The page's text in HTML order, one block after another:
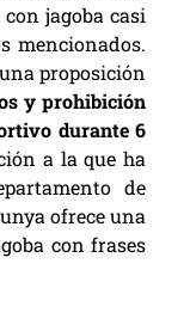
jagoba casi
mencionados.
proposición
y prohibición
durante 6
a la que ha
de
ofrece una
con frases